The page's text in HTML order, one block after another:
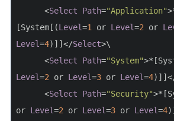
<Select Path="Application"
[System[(Level=1 or Level=2 or
Level=4)]]</Select>\
<Select Path="System"
Level=2 or Level=3 or Level=4
<Select Path="Security"
or Level=2 or Level=3 or Level=4